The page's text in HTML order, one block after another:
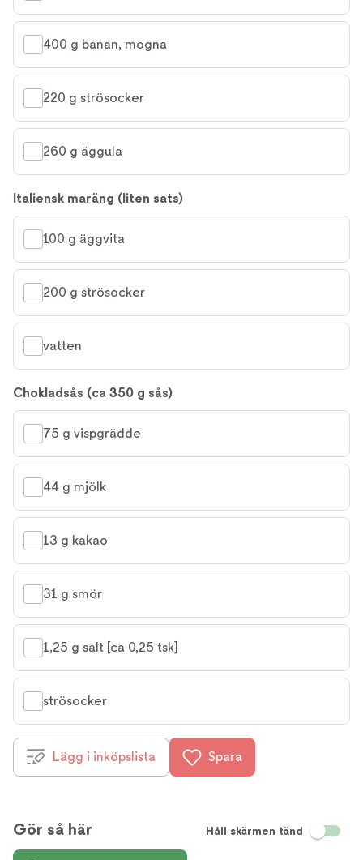
400 g banan, mogna
220 g strösocker
260 g äggula
Italiensk maräng (liten sats)
100 g äggvita
200 g strösocker
vatten
Chokladsås (ca 350 g sås)
75 g vispgrädde
44 g mjölk
13 g kakao
31 g smör
1,25 g salt [ca 0,25 tsk]
strösocker
Lägg i inköpslista Spara
Gör så här Håll skärmen tänd